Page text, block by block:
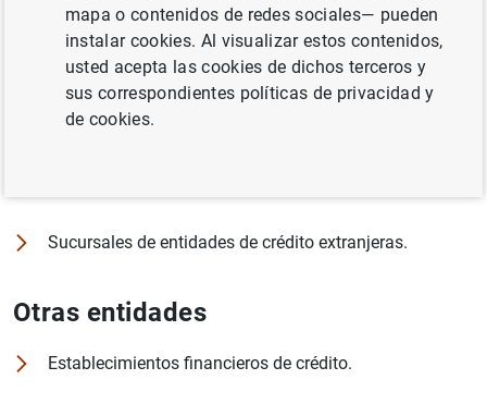
Cajas de ahorros.
Cooperativas de crédito.
Sucursales de entidades de crédito extranjeras.
Otras entidades
Establecimientos financieros de crédito.
mapa o contenidos de redes sociales— pueden
instalar cookies. Al visualizar estos contenidos,
usted acepta las cookies de dichos terceros y
sus correspondientes políticas de privacidad y
de cookies.